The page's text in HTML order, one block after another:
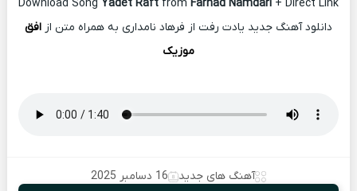
Download Song Yadet Raft from Farhad Namdari + Direct Link
دانلود آهنگ جدید یادت رفت از فرهاد نامداری به همراه متن از افق
موزیک
آهنگ های جدید
16 دسامبر 2025